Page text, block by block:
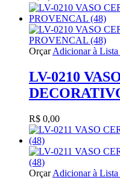
Orçar Adicionar à Lista
LV-0210
R$ 0,00
Orçar Adicionar à Lista